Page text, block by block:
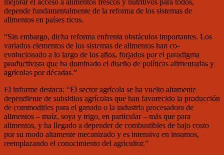
mejorar el acceso a alimentos frescos y nutritivos para todos,
depende fundamentalmente de la reforma de los sistemas de
alimentos en países ricos.
“Sin embargo, dicha reforma enfrenta obstáculos importantes. Los
variados elementos de los sistemas de alimentos han co-
evolucionado a lo largo de los años, forjados por el paradigma
productivista que ha dominado el diseño de políticas alimentarias y
agrícolas por décadas.”
El informe destaca: “El sector agrícola se ha vuelto altamente
dependiente de subsidios agrícolas que han favorecido la producción
de commodities para el ganado o la industria procesadora de
alimentos – maíz, soya y trigo, en particular – más que para
alimentos, y ha llegado a depender de combustibles de bajo costo
por su modo altamente mecanizado y es intensiva en insumos,
reemplazando el conocimiento del agricultor.”